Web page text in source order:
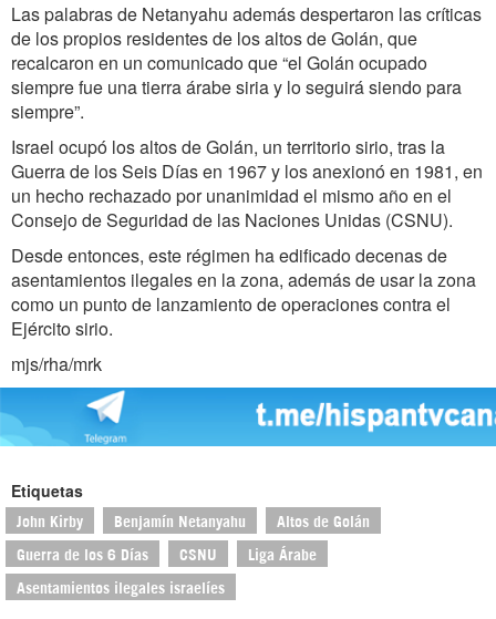
Las palabras de Netanyahu además despertaron las críticas
de los propios residentes de los altos de Golán, que
recalcaron en un comunicado que “el Golán ocupado
siempre fue una tierra árabe siria y lo seguirá siendo para
siempre”.
Israel ocupó los altos de Golán, un territorio sirio, tras la
Guerra de los Seis Días en 1967 y los anexionó en 1981, en
un hecho rechazado por unanimidad el mismo año en el
Consejo de Seguridad de las Naciones Unidas (CSNU).
Desde entonces, este régimen ha edificado decenas de
asentamientos ilegales en la zona, además de usar la zona
como un punto de lanzamiento de operaciones contra el
Ejército sirio.
mjs/rha/mrk
Etiquetas
John Kirby Benjamín Netanyahu Altos de Golán
Guerra de los 6 Días CSNU Liga Árabe
Asentamientos ilegales israelíes